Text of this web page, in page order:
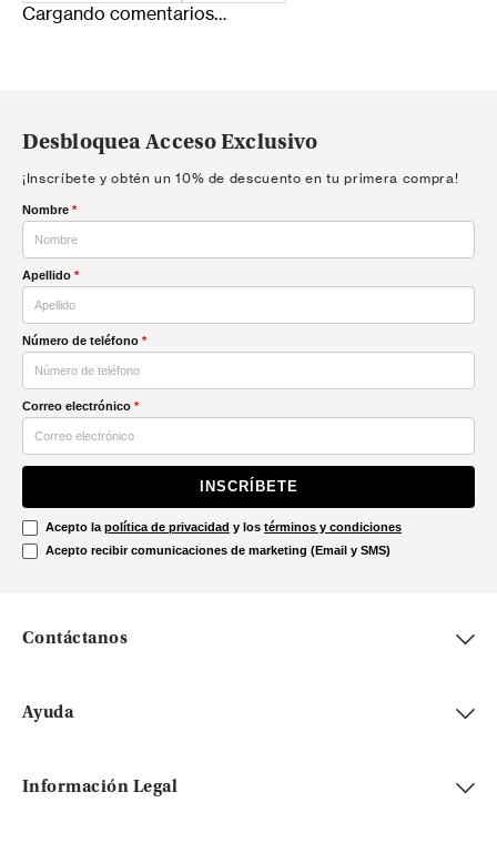
Cargando comentarios…
Desbloquea Acceso Exclusivo
¡Inscríbete y obtén un 10% de descuento en tu primera compra!
Nombre *
Apellido *
Número de teléfono *
Correo electrónico *
INSCRÍBETE
Acepto la política de privacidad y los términos y condiciones
Acepto recibir comunicaciones de marketing (Email y SMS)
Contáctanos
Ayuda
Información Legal